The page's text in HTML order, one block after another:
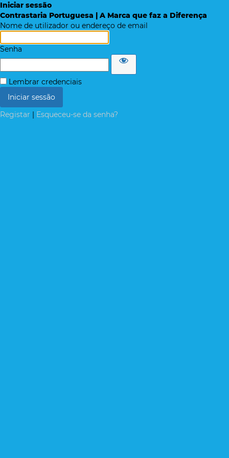
Iniciar sessão
Contrastaria Portuguesa | A Marca que faz a Diferença
Nome de utilizador ou endereço de email
Senha
Lembrar credenciais
Registar | Esqueceu-se da senha?